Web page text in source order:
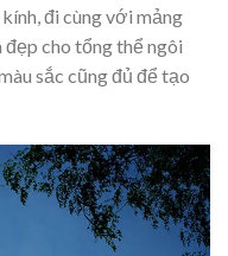
đi cùng với mảng
cho tổng thể ngôi
sắc cũng đủ để tạo